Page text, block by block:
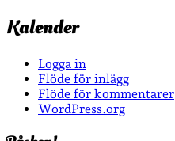
Kalender
Logga in
Flöde för inlägg
Flöde för kommentarer
WordPress.org